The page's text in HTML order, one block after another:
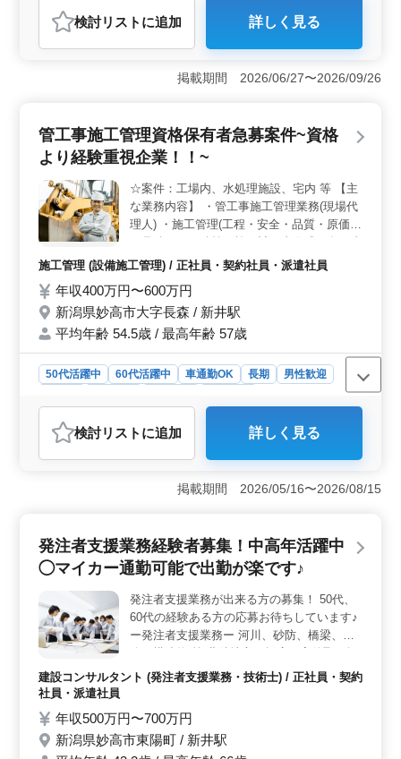
おすすめポイント
＜経験を活かせる税務会計業務＞ 顧問先の月次報告書
作成や相続手続の補助、データ入力などを担当します。
これまでの会計事務所での実務経験を活かして活躍でき
取りながら勤務できます。日々の負担を抑えた働き方が
でき、長く続けやすい環境です。 ＜通勤しやすく待
ながら勤務できます。交通費支給、賞与あり、各種保険
完備と待遇面も整った職場で、安心して長期的に勤務し
やすい環境です。
検討リスト に追加 詳しく見る
掲載期間 2026/06/27〜2026/09/26
管工事施工管理資格保有者急募案件~資格
より経験重視企業！！~
☆案件：工場内、水処理施設、宅内 等 【主
な業務内容】 ・管工事施工管理業務(現場代
理人) ・施工管理(工程・安全・品質・原価)
類作成、施工図作成 等 ・近隣住人対応、打
費全額支給 ・CAD経験あれば尚可 ☆50代以
上管工事施工管理業務に興味ある方募集して
おります。 ☆50代以上管工事施工管理業務
経験15年以上条件面優遇 気になるご内容で
あればお気軽にお問い合わせ下さい。
施工管理 (設備施工管理) / 正社員・契約社員・派遣社員
年収400万円〜600万円
新潟県妙高市大字長森 / 新井駅
平均年齢 54.5歳 / 最高年齢 57歳
50代活躍中 60代活躍中 車通勤OK 長期
男性歓迎
おすすめポイント
＜経験豊富な環境＞ 15年以上の経験者を歓迎し、条件
面も優遇されます。長年の経験を活かし、さらなる成長
を目指せます。また、業界のノウハウを共有しながら、
チームとしての力を高められる環境が整っていま
隣住人対応まで幅広い業務があり、スキルアップのチャ
ンスです。プロジェクトの規模や種類も様々で、新しい
挑戦にも積極的に取り組めます。 ＜働きやすい環境
＞ 車通勤可で交通費全額支給されます。さらに、休日
や休憩時間もしっかりと確保されており、ワークライフ
バランスを大切にする職場です。福利厚生も充実し、安
定した職場環境で長く活躍できます。
検討リスト に追加 詳しく見る
掲載期間 2026/05/16〜2026/08/15
発注者支援業務経験者募集！中高年活躍中
◯マイカー通勤可能で出勤が楽です♪
発注者支援業務が出来る方の募集！ 50代、
60代の経験ある方の応募お待ちしています♪
ー発注者支援業務ー 河川、砂防、橋梁、道
っております 【業務内容】 ・発注者支援業
場での打ち合わせ、CAD操作あり ・資料作
成業務 等 ◯備考◯ 資格手当支給・単身赴任
建設コンサルタント (発注者支援業務・技術士) / 正社員・契約
社員・派遣社員
年収500万円〜700万円
新潟県妙高市東陽町 / 新井駅